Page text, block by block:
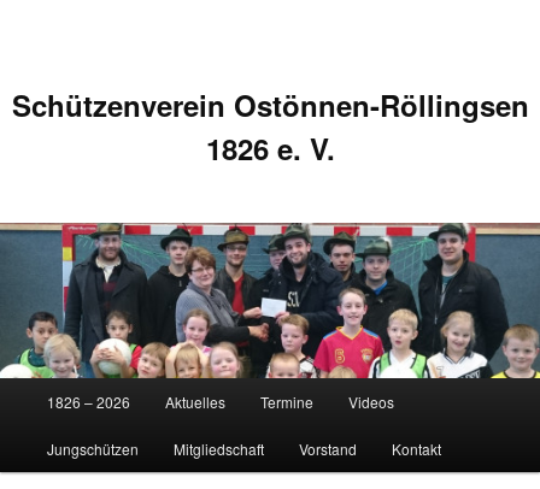
Schützenverein Ostönnen-Röllingsen
1826 e. V.
Zum
primären
Zum
sekundären
1826 – 2026 Aktuelles Termine Videos
Jungschützen Mitgliedschaft Vorstand Kontakt